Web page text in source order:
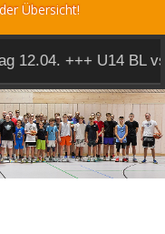
Übersicht!
+++ U14 BL vs